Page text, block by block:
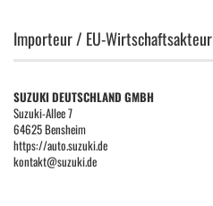
Importeur / EU-Wirtschaftsakteur
SUZUKI DEUTSCHLAND GMBH
Suzuki-Allee 7
64625 Bensheim
https://auto.suzuki.de
kontakt@suzuki.de